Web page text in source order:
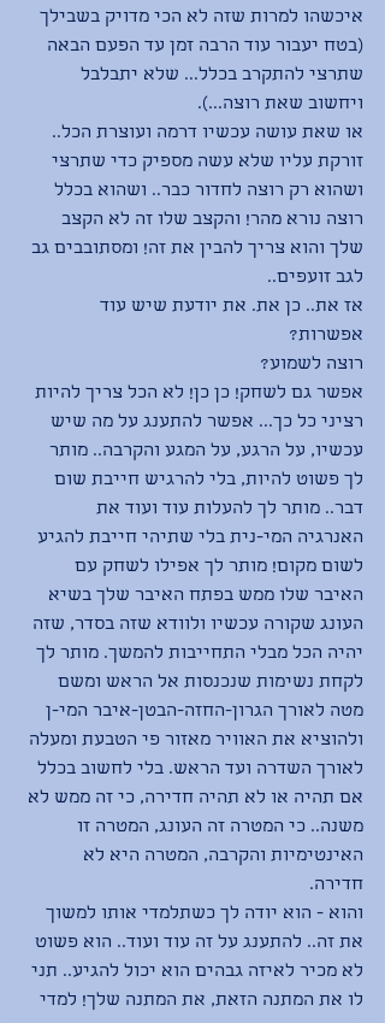
איכשהו למרות שזה לא הכי מדויק בשבילך
(בטח יעבור עוד הרבה זמן עד הפעם הבאה
שתרצי להתקרב בכלל... שלא יתבלבל
ויחשוב שאת רוצה...).
או שאת עושה עכשיו דרמה ועוצרת הכל..
זורקת עליו שלא עשה מספיק כדי שתרצי
ושהוא רק רוצה לחדור כבר.. ושהוא בכלל
רוצה נורא מהר! והקצב שלו זה לא הקצב
שלך והוא צריך להבין את זה! ומסתובבים גב
לגב זועפים..
אז את.. כן את. את יודעת שיש עוד
אפשרות?
רוצה לשמוע?
אפשר גם לשחק! כן כן! לא הכל צריך להיות
רציני כל כך... אפשר להתענג על מה שיש
עכשיו, על הרגע, על המגע והקרבה.. מותר
לך פשוט להיות, בלי להרגיש חייבת שום
דבר.. מותר לך להעלות עוד ועוד את
האנרגיה המי-נית בלי שתיהי חייבת להגיע
לשום מקום! מותר לך אפילו לשחק עם
האיבר שלו ממש בפתח האיבר שלך בשיא
העונג שקורה עכשיו ולוודא שזה בסדר, שזה
יהיה הכל מבלי התחייבות להמשך. מותר לך
לקחת נשימות שנכנסות אל הראש ומשם
מטה לאורך הגרון-החזה-הבטן-איבר המי-ן
ולהוציא את האוויר מאזור פי הטבעת ומעלה
לאורך השדרה ועד הראש. בלי לחשוב בכלל
אם תהיה או לא תהיה חדירה, כי זה ממש לא
משנה.. כי המטרה זה העונג, המטרה זו
האינטימיות והקרבה, המטרה היא לא
חדירה.
והוא - הוא יודה לך כשתלמדי אותו למשוך
את זה.. להתענג על זה עוד ועוד.. הוא פשוט
לא מכיר לאיזה גבהים הוא יכול להגיע.. תני
לו את המתנה הזאת, את המתנה שלך! למדי